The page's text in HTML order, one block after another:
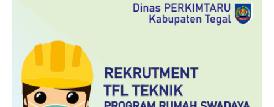
Hubungi Kami